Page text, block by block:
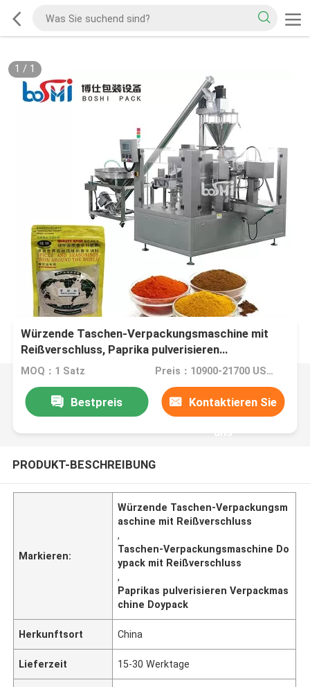
1 / 1
Würzende Taschen-Verpackungsmaschine mit
Reißverschluss, Paprika pulverisieren
Verpackmaschine Doypack
MOQ：1 Satz Preis：10900-21700 USD/SET
Bestpreis Kontaktieren Sie
uns
PRODUKT-BESCHREIBUNG
Markieren:
Würzende Taschen-Verpackungsm
aschine mit Reißverschluss
,
Taschen-Verpackungsmaschine Do
ypack mit Reißverschluss
,
Paprikas pulverisieren Verpackmas
chine Doypack
Herkunftsort China
Lieferzeit 15-30 Werktage